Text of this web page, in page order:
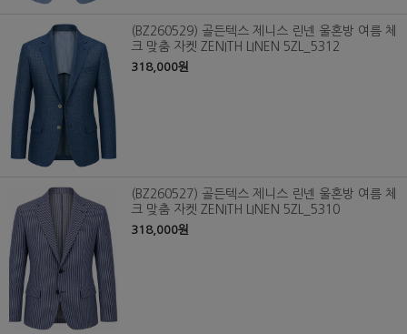
(BZ260529) 골든텍스 제니스 린넨 울혼방 여름 체
크 맞춤 자켓 ZENITH LINEN 5ZL_5312
318,000원
(BZ260527) 골든텍스 제니스 린넨 울혼방 여름 체
크 맞춤 자켓 ZENITH LINEN 5ZL_5310
318,000원